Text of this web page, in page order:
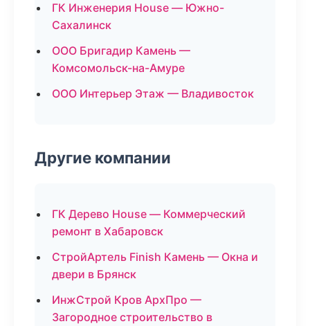
ГК Инженерия House — Южно-
Сахалинск
ООО Бригадир Камень —
Комсомольск-на-Амуре
ООО Интерьер Этаж — Владивосток
Другие компании
ГК Дерево House — Коммерческий
ремонт в Хабаровск
СтройАртель Finish Камень — Окна и
двери в Брянск
ИнжСтрой Кров АрхПро —
Загородное строительство в